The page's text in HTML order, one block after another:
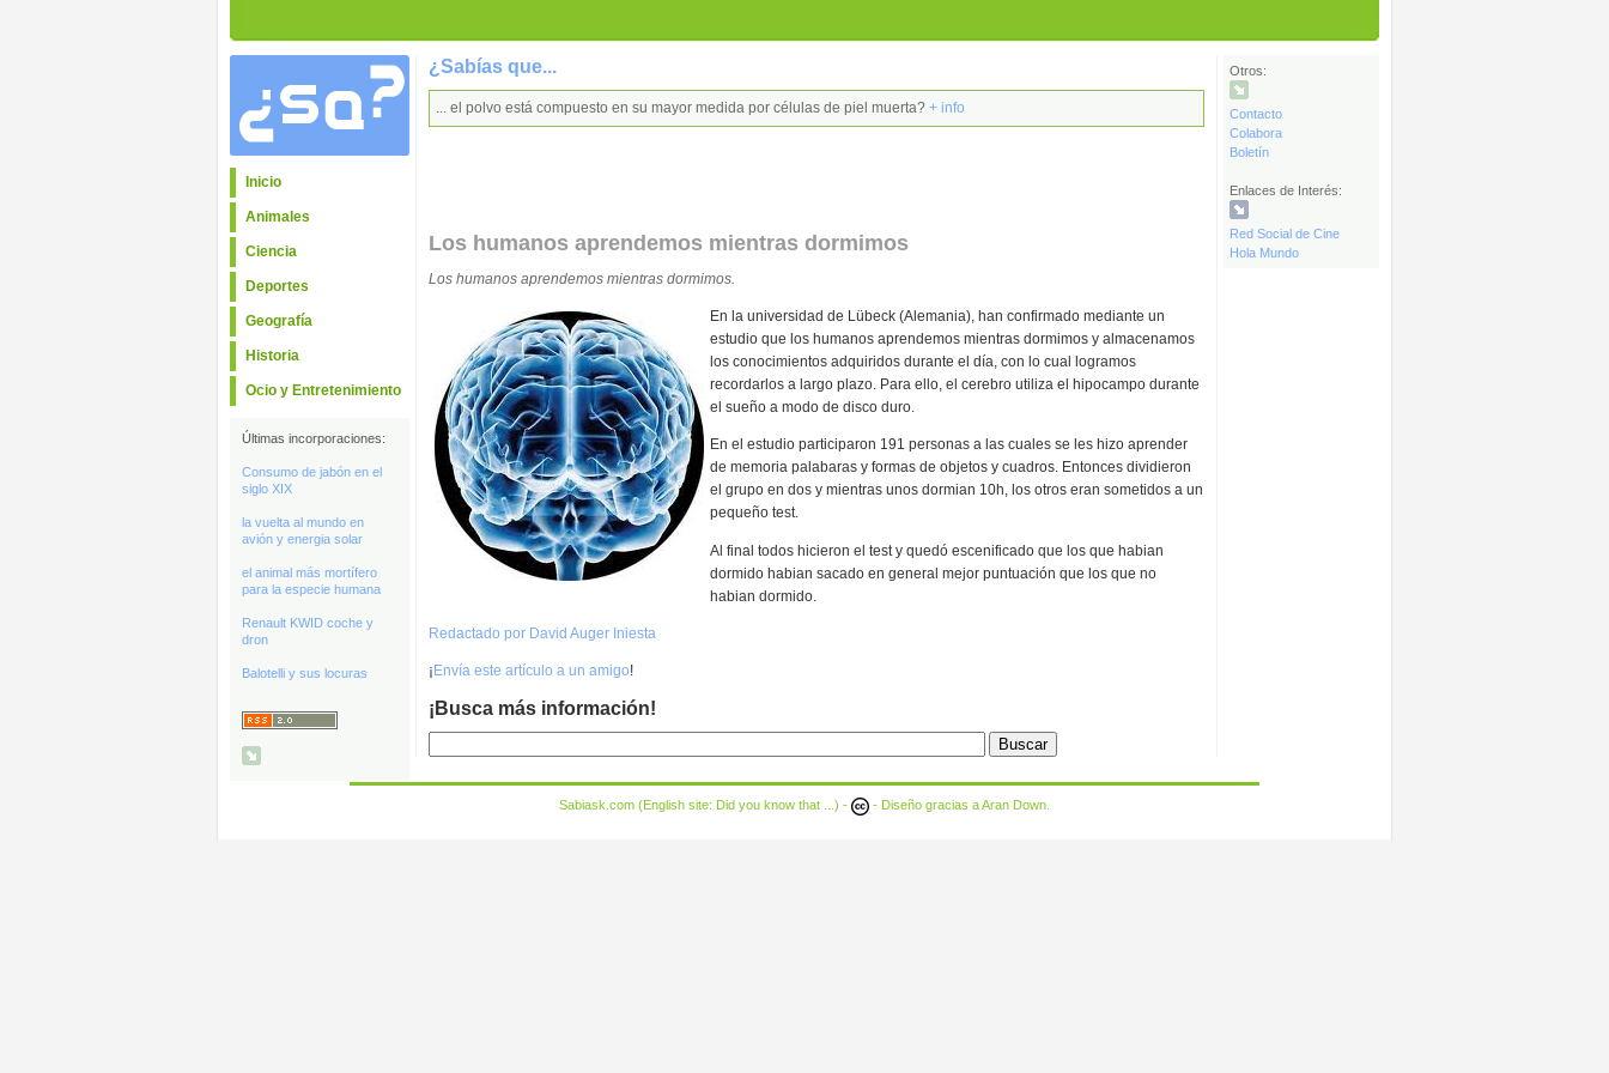
Otros:
Contacto
Colabora
Boletín
Enlaces de Interés:
Red Social de Cine
Hola Mundo
Inicio
Animales
Ciencia
Deportes
Geografía
Historia
Ocio y Entretenimiento
Últimas incorporaciones:
Consumo de jabón en el
siglo XIX
la vuelta al mundo en
avión y energia solar
el animal más mortífero
para la especie humana
Renault KWID coche y
dron
Balotelli y sus locuras
¿Sabías que...
... el polvo está compuesto en su mayor medida por células de piel muerta? + info
Los humanos aprendemos mientras dormimos
Los humanos aprendemos mientras dormimos.
En la universidad de Lübeck (Alemania), han confirmado mediante un
estudio que los humanos aprendemos mientras dormimos y almacenamos
los conocimientos adquiridos durante el día, con lo cual logramos
recordarlos a largo plazo. Para ello, el cerebro utiliza el hipocampo durante
el sueño a modo de disco duro.
En el estudio participaron 191 personas a las cuales se les hizo aprender
de memoria palabaras y formas de objetos y cuadros. Entonces dividieron
el grupo en dos y mientras unos dormian 10h, los otros eran sometidos a un
pequeño test.
Al final todos hicieron el test y quedó escenificado que los que habian
dormido habian sacado en general mejor puntuación que los que no
habian dormido.
Redactado por David Auger Iniesta
¡ Envía este artículo a un amigo!
¡Busca más información!
Sabiask.com (English site: Did you know that ... ) - - Diseño gracias aAran Down